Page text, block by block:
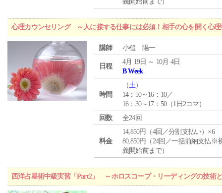
心理カウンセリング ～人に接する仕事には必須！相手の心を開く心理
講師 小槌 陽一
日程
4月 19日 ～ 10月 4日
B Week
時間
（土）
14：50～16：10／
16：30～17：50（1日2コマ）
回数
全24回
料金
14,850円（4回／分割支払い）×6
80,850円（24回／一括前納支払※
義開始前まで）
西洋占星術中級実習「Part2」 ～ホロスコープ・リーディングの技術